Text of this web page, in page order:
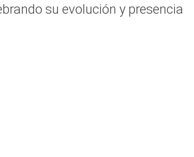
su evolución y presencia